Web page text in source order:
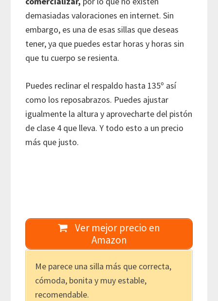
demasiadas valoraciones en internet. Sin
embargo, es una de esas sillas que deseas
tener, ya que puedes estar horas y horas sin
que tu cuerpo se resienta.
Puedes reclinar el respaldo hasta 135º así
como los reposabrazos. Puedes ajustar
igualmente la altura y aprovecharte del pistón
de clase 4 que lleva. Y todo esto a un precio
más que justo.
Ver mejor precio en
Amazon
Me parece una silla más que correcta,
cómoda, bonita y muy estable,
recomendable.